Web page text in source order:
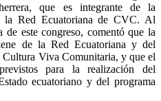
que es integrante de la
Red Ecuatoriana de CVC. Al
de este congreso, comentó que la
de la Red Ecuatoriana y del
Viva Comunitaria, y que el
para la realización del
ecuatoriano y del programa